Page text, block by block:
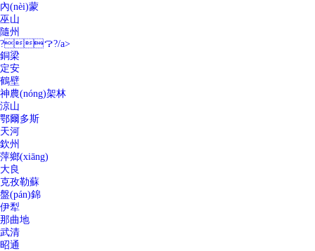
內(nèi)蒙
巫山
隨州
?？?/a>
銅梁
定安
鶴壁
神農(nóng)架林
涼山
鄂爾多斯
天河
欽州
萍鄉(xiāng)
大良
克孜勒蘇
盤(pán)錦
伊犁
那曲地
武清
昭通